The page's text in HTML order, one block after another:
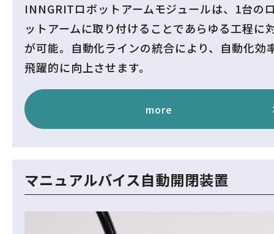
INNGRITロボットアームモジュールは、1台の
ットアームに取り付けることであらゆる工程に
が可能。自動化ラインの統合により、自動化効
飛躍的に向上させます。
more
マニュアルバイス自動開閉装置